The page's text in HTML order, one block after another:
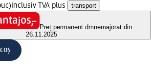
Inclusiv TVA plus transport
Preț permanent dmnemajorat din
26.11.2025